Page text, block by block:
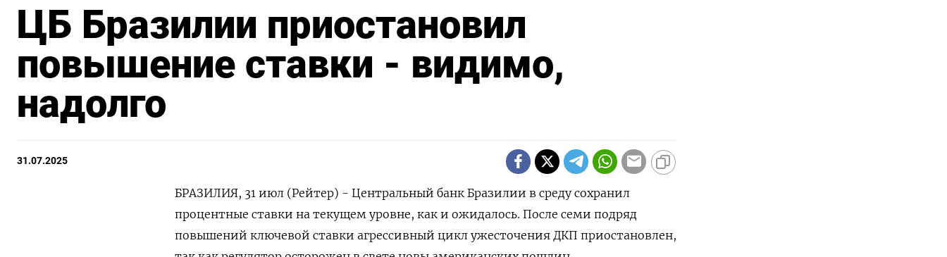
ЦБ Бразилии приостановил
повышение ставки - видимо,
надолго
31.07.2025
БРАЗИЛИЯ, 31 июл (Рейтер) - Центральный банк Бразилии в среду сохранил
процентные ставки на текущем уровне, как и ожидалось. После семи подряд
повышений ключевой ставки агрессивный цикл ужесточения ДКП приостановлен,